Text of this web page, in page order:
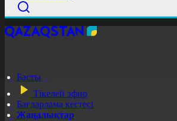
Басты
Тікелей эфир
Бағдарлама кестесі
Жаңалықтар